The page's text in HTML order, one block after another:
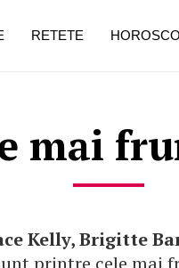
mai
Kelly, Brigitte
printre cele mai
RETETEde dureroasă